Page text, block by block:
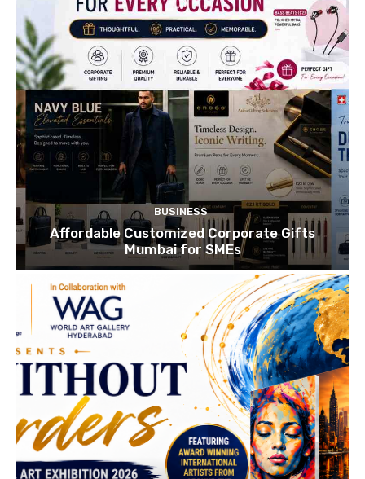
BUSINESS
Affordable Customized Corporate Gifts
Mumbai for SMEs